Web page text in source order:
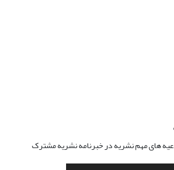
های مهم نشریه در خبرنامه نشریه مشترک